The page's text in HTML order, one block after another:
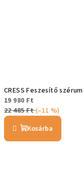
CRESS Feszesítő
19 980 Ft
22 485 Ft(–11 %)
Kosárba